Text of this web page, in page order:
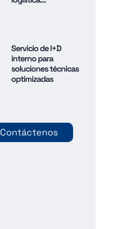
Servicio de I+D
interno para
soluciones técnicas
optimizadas
Contáctenos